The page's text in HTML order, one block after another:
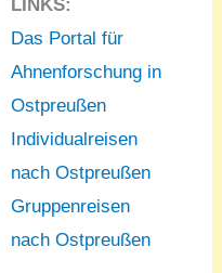
LINKS:
Das Portal für
Ahnenforschung in
Ostpreußen
Individualreisen
nach Ostpreußen
Gruppenreisen
nach Ostpreußen